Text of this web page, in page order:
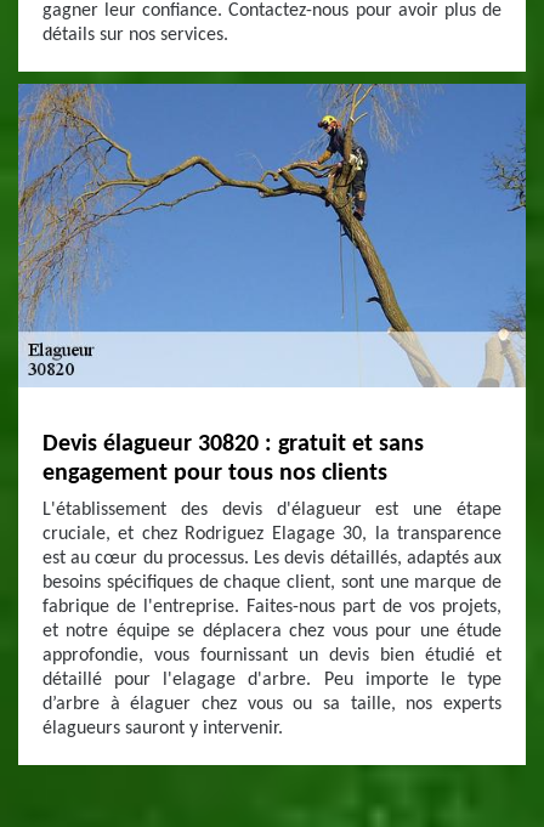
gagner leur confiance. Contactez-nous pour avoir plus de
détails sur nos services.
Devis élagueur 30820 : gratuit et sans
engagement pour tous nos clients
L'établissement des devis d'élagueur est une étape
cruciale, et chez Rodriguez Elagage 30, la transparence
est au cœur du processus. Les devis détaillés, adaptés aux
besoins spécifiques de chaque client, sont une marque de
fabrique de l'entreprise. Faites-nous part de vos projets,
et notre équipe se déplacera chez vous pour une étude
approfondie, vous fournissant un devis bien étudié et
détaillé pour l'elagage d'arbre. Peu importe le type
d’arbre à élaguer chez vous ou sa taille, nos experts
élagueurs sauront y intervenir.